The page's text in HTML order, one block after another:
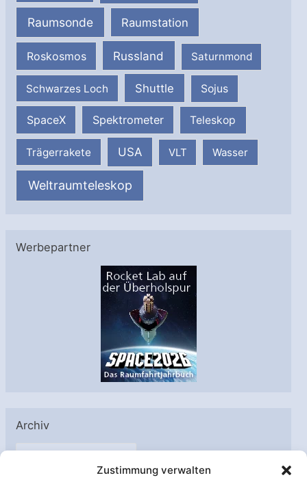
Zustimmung verwalten
Raumsonde Raumstation
Roskosmos Russland Saturnmond
Schwarzes Loch Shuttle Sojus
SpaceX Spektrometer Teleskop
Trägerrakete USA VLT Wasser
Weltraumteleskop
Werbepartner
Archiv
A